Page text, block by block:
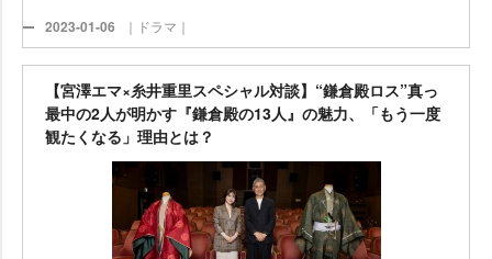
2023-01-06 ｜ドラマ｜
【宮澤エマ×糸井重里スペシャル対談】“鎌倉殿ロス”真っ
最中の2人が明かす『鎌倉殿の13人』の魅力、「もう一度
観たくなる」理由とは？